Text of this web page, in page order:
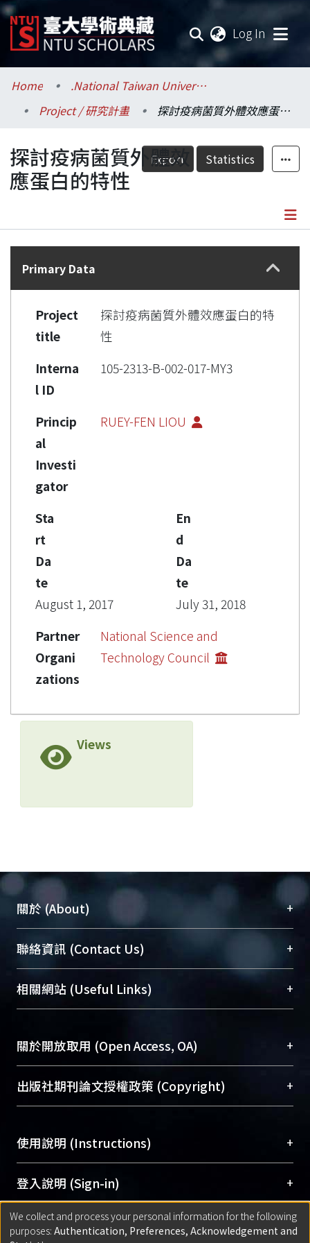
Log In
Communities & Collections
Research Outputs
Fundings & Projects
Researchers
Statistics
Home
.National Taiwan University / 國立臺灣大學
Project / 研究計畫
探討疫病菌質外體效應蛋白的特性
Export Statistics
探討疫病菌質外體效
應蛋白的特性
Details
Primary Data
Project
title
探討疫病菌質外體效應蛋白的特
性
Interna
l ID
105-2313-B-002-017-MY3
Princip
al
Investi
gator
RUEY-FEN LIOU
Sta
rt
Da
te
August 1, 2017
En
d
Da
te
July 31, 2018
Partner
Organi
zations
National Science and
Technology Council
Views
關於 (About) +
臺大位居世界頂尖大學之列，為永久珍藏及向國際
展現本校豐碩的研究成果及學術能量，圖書館整合
機構典藏（NTUR）與學術庫（AH）不同功能平
台，成為臺大學術典藏NTU scholars。期能整合研
成果。
To permanently archive and promote researcher
profiles and scholarly works, Library integrates the
services of “NTU Repository” with “Academic
聯絡資訊 (Contact Us) +
總館學科館員(Main Library)
醫學圖書館學科館員(Medical Library)
Sciences Library)
相關網站 (Useful Links) +
關於開放取用 (Open Access, OA) +
開放取用是從使用者角度提升資訊取用性的社會運
動，應用在學術研究上是透過將研究著作公開供使
用逐年攀升。同時可加速研究發展、提升研究影響
Archive）平台。 （點選深入了解OA）
出版社期刊論文授權政策 (Copyright) +
含部分內容的版權非匯入者所有，或由第三方贊
助與合作完成，請確認該版權所有者及第三方同
意提供此授權。
Please represent that the submission is your
original work, and that you have the right to
grant the rights to upload.
使用說明 (Instructions) +
網站簡介(Quickstart Guide)
使用手冊(Instruction Manual)
線上預約服務(Booking Service)
登入說明 (Sign-in) +
方案一：臺灣大學計算機中心帳號登入
匯入著作 (Submission) +
We collect and process your personal information for the following
purposes: Authentication, Preferences, Acknowledgement and